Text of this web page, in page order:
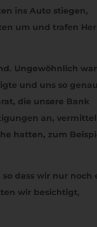
ins Auto stiegen,
um und trafen
Ungewöhnlich
und uns so genau
die unsere Bank
an,
hatten, zum
dass wir nur noch
wir besichtigt,